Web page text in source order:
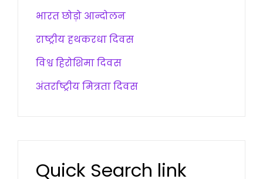
भारत छोड़ो आन्दोलन
राष्ट्रीय हथकरधा दिवस
विश्व हिरोशिमा दिवस
अंतर्राष्ट्रीय मित्रता दिवस
Quick Search link